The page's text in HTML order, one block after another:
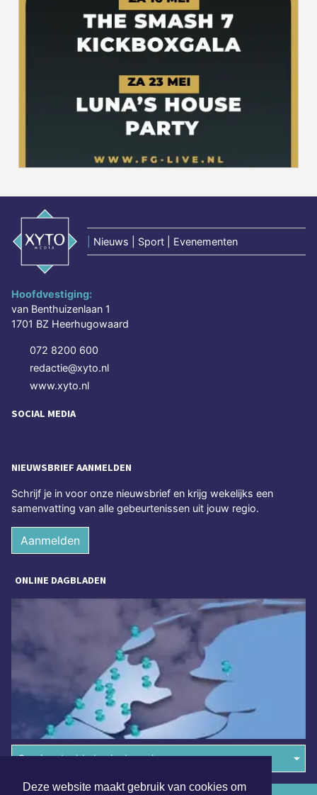
Deze website maakt gebruik van cookies om
Nieuws | Sport | Evenementen
Hoofdvestiging:
van Benthuizenlaan 1
1701 BZ Heerhugowaard
072 8200 600
redactie@xyto.nl
www.xyto.nl
SOCIAL MEDIA
NIEUWSBRIEF AANMELDEN
Schrijf je in voor onze nieuwsbrief en krijg wekelijks een
samenvatting van alle gebeurtenissen uit jouw regio.
Aanmelden
ONLINE DAGBLADEN
Overige dagbladen in de regio